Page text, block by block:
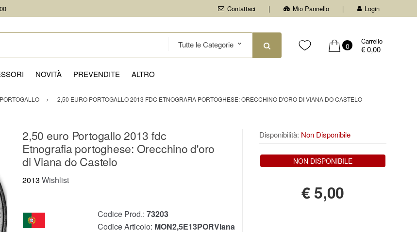
Contattaci Mio Pannello Login
0
Carrello
€ 0,00
NOVITÀ PREVENDITE ALTRO
PORTOGALLO 2,50 EURO PORTOGALLO 2013 FDC ETNOGRAFIA PORTOGHESE: ORECCHINO D'ORO DI VIANA DO CASTELO
2,50 euro Portogallo 2013 fdc
Etnografia portoghese: Orecchino d'oro
di Viana do Castelo
2013 Wishlist
Codice Prod.: 73203
Codice Articolo: MON2,5E13PORViana
Disponibilità: Non Disponibile
NON DISPONIBILE
€5,00